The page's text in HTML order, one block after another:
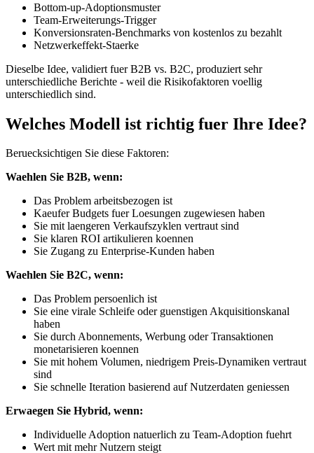
Bottom-up-Adoptionsmuster
Team-Erweiterungs-Trigger
Konversionsraten-Benchmarks von kostenlos zu bezahlt
Netzwerkeffekt-Staerke
Dieselbe Idee, validiert fuer B2B vs. B2C, produziert sehr
unterschiedliche Berichte - weil die Risikofaktoren voellig
unterschiedlich sind.
Welches Modell ist richtig fuer Ihre Idee?
Beruecksichtigen Sie diese Faktoren:
Waehlen Sie B2B, wenn:
Das Problem arbeitsbezogen ist
Kaeufer Budgets fuer Loesungen zugewiesen haben
Sie mit laengeren Verkaufszyklen vertraut sind
Sie klaren ROI artikulieren koennen
Sie Zugang zu Enterprise-Kunden haben
Waehlen Sie B2C, wenn:
Das Problem persoenlich ist
Sie eine virale Schleife oder guenstigen Akquisitionskanal
haben
Sie durch Abonnements, Werbung oder Transaktionen
monetarisieren koennen
Sie mit hohem Volumen, niedrigem Preis-Dynamiken vertraut
sind
Sie schnelle Iteration basierend auf Nutzerdaten geniessen
Erwaegen Sie Hybrid, wenn:
Individuelle Adoption natuerlich zu Team-Adoption fuehrt
Wert mit mehr Nutzern steigt